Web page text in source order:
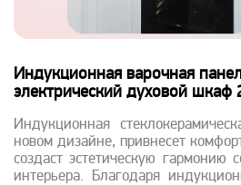
Индукционная варочная
электрический духовой шкаф
Индукционная
новом дизайне, привнесет
создаст эстетическую гармонию
интерьера. Благодаря